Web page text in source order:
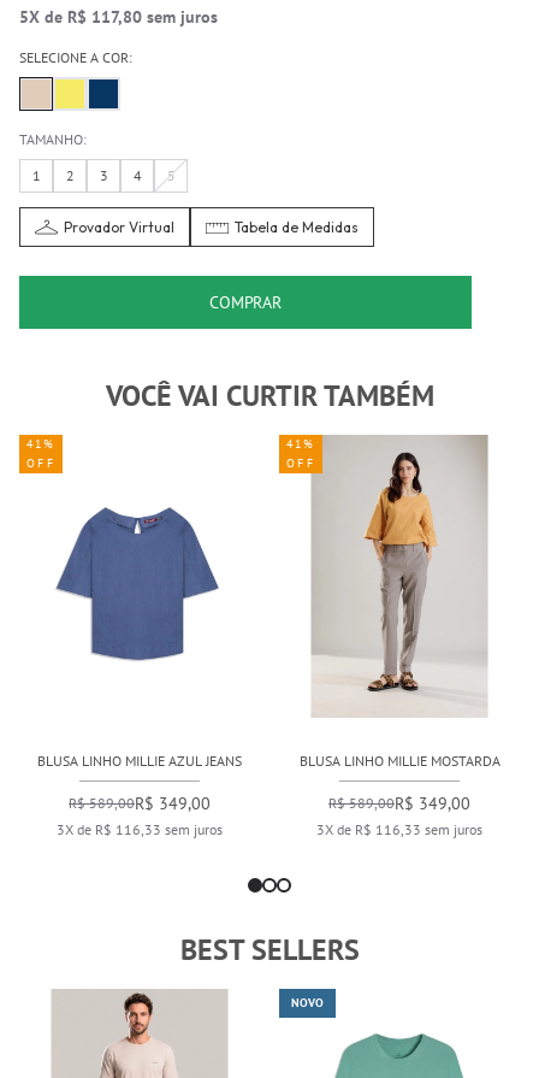
5X de R$ 117,80 sem juros
SELECIONE A COR:
TAMANHO:
1
2 3 4 5
Provador Virtual Tabela de Medidas
COMPRAR
VOCÊ VAI CURTIR TAMBÉM
BLUSA LINHO MILLIE AZUL JEANS
R$ 589,00R$ 349,00
3X de R$ 116,33 sem juros
41%
OFF
BLUSA LINHO MILLIE MOSTARDA
R$ 589,00R$ 349,00
3X de R$ 116,33 sem juros
41%
OFF
BEST SELLERS
NOVO